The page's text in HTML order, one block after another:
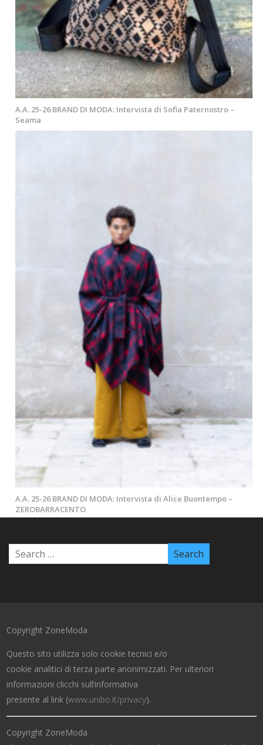
A.A. 25-26 BRAND DI MODA: Intervista di Sofia Paternostro –
Seama
A.A. 25-26 BRAND DI MODA: Intervista di Alice Buontempo –
ZEROBARRACENTO
Copyright ZoneModa
Questo sito utilizza solo cookie tecnici e/o
cookie analitici di terza parte anonimizzati. Per ulteriori
informazioni clicchi sull’informativa
presente al link (www.unibo.it/privacy).
Copyright ZoneModa